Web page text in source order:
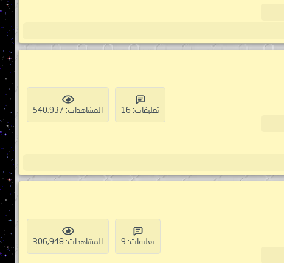
تعليقات: 16 المشاهدات: 540,937
تعليقات: 9 المشاهدات: 306,948